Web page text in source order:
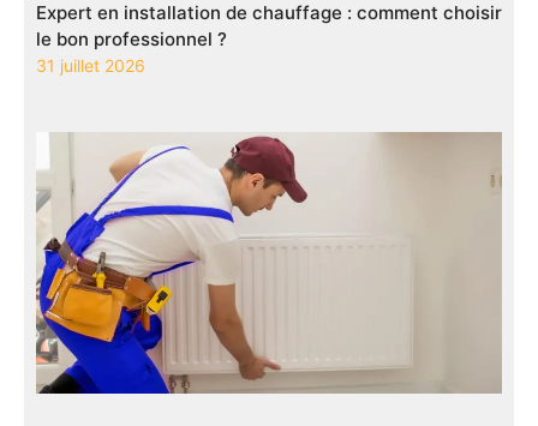
Expert en installation de chauffage : comment choisir
le bon professionnel ?
31 juillet 2026